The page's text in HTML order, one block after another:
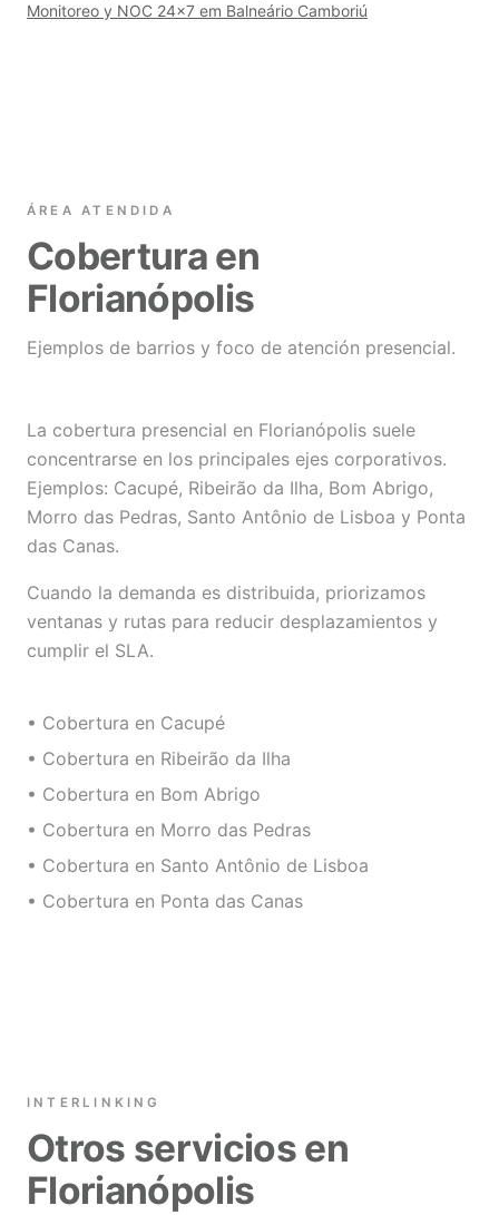
Monitoreo y NOC 24×7 em Balneário Camboriú
ÁREA ATENDIDA
Cobertura en
Florianópolis
Ejemplos de barrios y foco de atención presencial.
La cobertura presencial en Florianópolis suele
concentrarse en los principales ejes corporativos.
Ejemplos: Cacupé, Ribeirão da Ilha, Bom Abrigo,
Morro das Pedras, Santo Antônio de Lisboa y Ponta
das Canas.
Cuando la demanda es distribuida, priorizamos
ventanas y rutas para reducir desplazamientos y
cumplir el SLA.
• Cobertura en Cacupé
• Cobertura en Ribeirão da Ilha
• Cobertura en Bom Abrigo
• Cobertura en Morro das Pedras
• Cobertura en Santo Antônio de Lisboa
• Cobertura en Ponta das Canas
INTERLINKING
Otros servicios en
Florianópolis